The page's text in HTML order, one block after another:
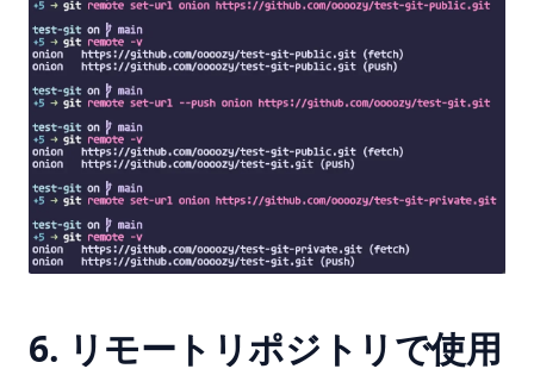
6. リモートリポジトリで使用